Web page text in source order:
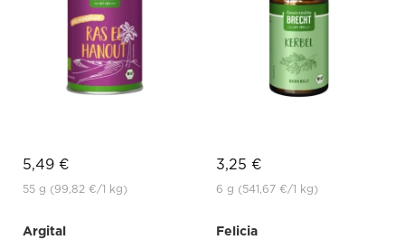
5,49 €
55 g (99,82 €/1 kg)
3,25 €
6 g (541,67 €/1 kg)
Argital
Felicia